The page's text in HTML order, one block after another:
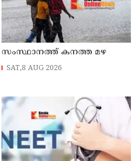
സംസ്ഥാനത്ത് കനത്ത മഴ
SAT,8 AUG 2026